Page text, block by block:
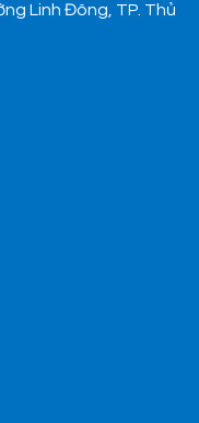
Linh Đông, TP. Thủ